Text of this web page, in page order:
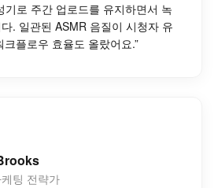
기로 주간 업로드를 유지하면서 녹
. 일관된 ASMR 음질이 시청자 유
플로우 효율도 올랐어요.”
팅 전략가